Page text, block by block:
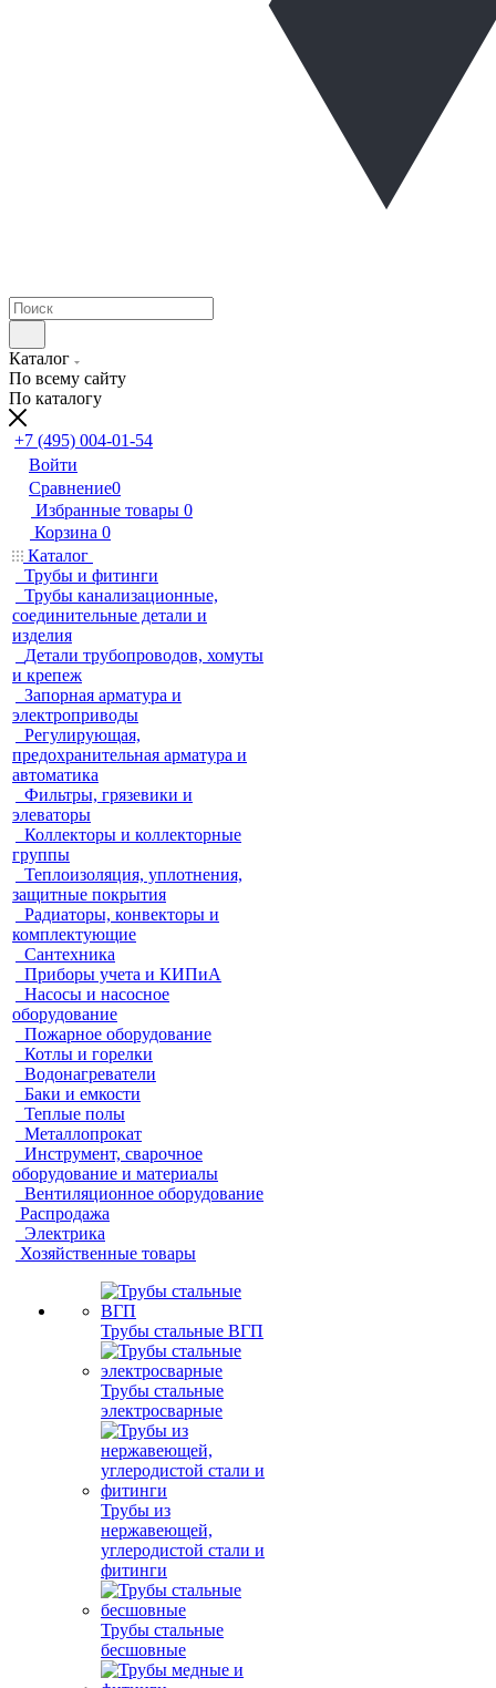
Каталог
По всему сайту
По каталогу
+7 (495) 004-01-54
Войти
Сравнение0
Избранные товары 0
Корзина 0
Каталог
Трубы и фитинги
Трубы канализационные,
соединительные детали и
изделия
Детали трубопроводов, хомуты
и крепеж
Запорная арматура и
электроприводы
Регулирующая,
предохранительная арматура и
автоматика
Фильтры, грязевики и
элеваторы
Коллекторы и коллекторные
группы
Теплоизоляция, уплотнения,
защитные покрытия
Радиаторы, конвекторы и
комплектующие
Сантехника
Приборы учета и КИПиА
Насосы и насосное
оборудование
Пожарное оборудование
Котлы и горелки
Водонагреватели
Баки и емкости
Теплые полы
Металлопрокат
Инструмент, сварочное
оборудование и материалы
Вентиляционное оборудование
Распродажа
Электрика
Хозяйственные товары
Трубы стальные ВГП
Трубы стальные
электросварные
Трубы из
нержавеющей,
углеродистой стали и
фитинги
Трубы стальные
бесшовные